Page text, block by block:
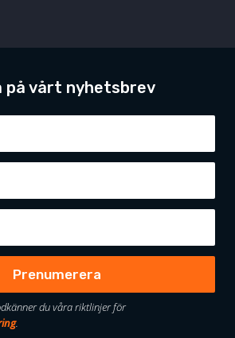
på vårt nyhetsbrev
du våra riktlinjer för
.